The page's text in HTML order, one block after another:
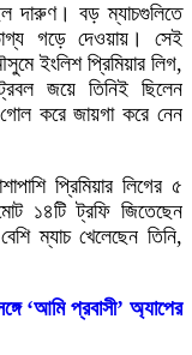
দারুণ। বড় ম্যাচগুলিতে
গড়ে দেওয়ায়। সেই
ইংলিশ প্রিমিয়ার লিগ,
জয়ে তিনিই‌ ছিলেন
করে জায়গা করে নেন
প্রিমিয়ার লিগের ৫
১৪টি ট্রফি জিতেছেন
ম্যাচ খেলেছেন তিনি,
‘আমি প্রবাসী’ অ্যাপের